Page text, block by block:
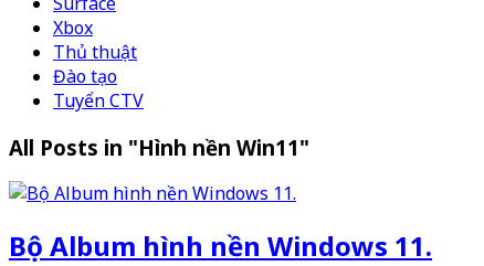
Xbox
Thủ thuật
Đào tạo
Tuyển CTV
All Posts in "Hình nền Win11"
Bộ Album hình nền Windows 11.